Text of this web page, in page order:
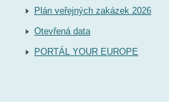
Plán veřejných zakázek 2026
Otevřená data
PORTÁL YOUR EUROPE